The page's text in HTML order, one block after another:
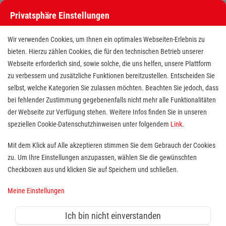
Stellenangebote bei den Maltesern
Stellenangebote bei den Maltesern
Finde deutschlandweit offene Stellen bei einem der größten
Arbeitgeber im Gesundheits- und Sozialwesen in Vollzeit,
Teilzeit, als Minijob, Trainee oder FSJ!
Suche
Jobs suchen
Privatsphäre Einstellungen
Wir verwenden Cookies, um Ihnen ein optimales Webseiten-Erlebnis zu
bieten. Hierzu zählen Cookies, die für den technischen Betrieb unserer
Webseite erforderlich sind, sowie solche, die uns helfen, unsere Plattform
zu verbessern und zusätzliche Funktionen bereitzustellen. Entscheiden Sie
selbst, welche Kategorien Sie zulassen möchten. Beachten Sie jedoch, dass
bei fehlender Zustimmung gegebenenfalls nicht mehr alle Funktionalitäten
der Webseite zur Verfügung stehen. Weitere Infos finden Sie in unseren
speziellen Cookie-Datenschutzhinweisen unter folgendem Link.
Mit dem Klick auf Alle akzeptieren stimmen Sie dem Gebrauch der Cookies
zu. Um Ihre Einstellungen anzupassen, wählen Sie die gewünschten
Checkboxen aus und klicken Sie auf Speichern und schließen.
Meine Einstellungen
Ich bin nicht einverstanden